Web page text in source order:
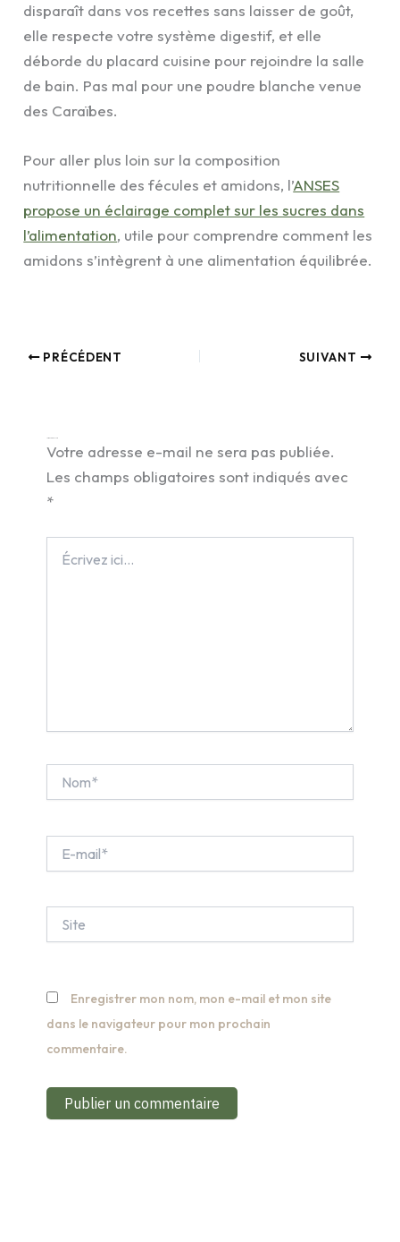
disparaît dans vos recettes sans laisser de goût,
elle respecte votre système digestif, et elle
déborde du placard cuisine pour rejoindre la salle
de bain. Pas mal pour une poudre blanche venue
des Caraïbes.
Pour aller plus loin sur la composition
nutritionnelle des fécules et amidons, l’ANSES
propose un éclairage complet sur les sucres dans
l’alimentation, utile pour comprendre comment les
amidons s’intègrent à une alimentation équilibrée.
PRÉCÉDENT SUIVANT
Votre adresse e-mail ne sera pas publiée.
Les champs obligatoires sont indiqués avec
*
ici…
mail*
Enregistrer mon nom, mon e-mail et mon site
dans le navigateur pour mon prochain
commentaire.